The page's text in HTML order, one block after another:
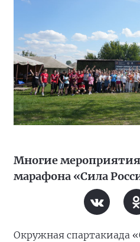
Многие
марафона «Сила
Окружная спартакиада